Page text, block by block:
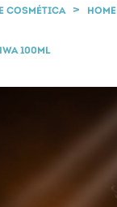
COSMÉTICA HOME
100ML